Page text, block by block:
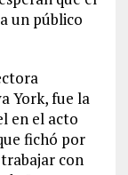
un público
York, fue la
en el acto
fichó por
con